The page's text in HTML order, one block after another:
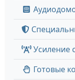
Усиление
Готовые